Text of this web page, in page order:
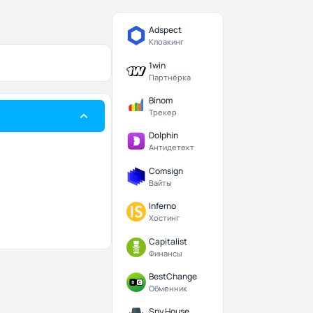
Adspect
Клоакинг
1win
Партнёрка
Binom
Трекер
Dolphin
Антидетект
Comsign
Вайты
Inferno
Хостинг
Capitalist
Финансы
BestChange
Обменник